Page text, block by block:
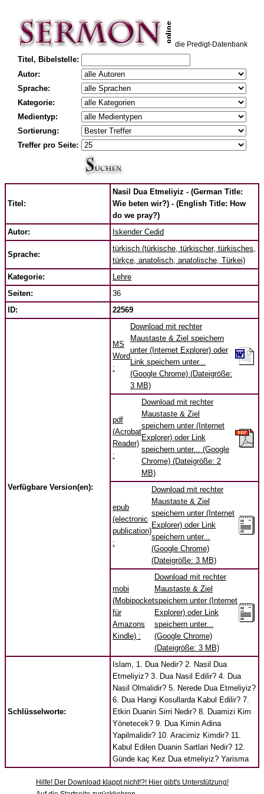
die Predigt-Datenbank
Titel, Bibelstelle:
Autor:
Sprache:
Kategorie:
Medientyp:
Sortierung:
Treffer pro Seite:
Titel:
Nasil Dua Etmeliyiz - (German Title:
Wie beten wir?) - (English Title: How
do we pray?)
Autor:
Iskender Cedid
Sprache:
türkisch (türkische, türkischer, türkisches,
türkçe, anatolisch, anatolische, Türkei)
Kategorie:
Lehre
Seiten:
36
ID:
22569
Verfügbare Version(en):
MS
Word
:
Download mit rechter
Maustaste & Ziel speichern
unter (Internet Explorer) oder
Link speichern unter...
(Google Chrome) (Dateigröße:
3 MB)
pdf
(Acrobat
Reader)
:
Download mit rechter
Maustaste & Ziel
speichern unter (Internet
Explorer) oder Link
speichern unter... (Google
Chrome) (Dateigröße: 2
MB)
epub
(electronic
publication)
:
Download mit rechter
Maustaste & Ziel
speichern unter (Internet
Explorer) oder Link
speichern unter...
(Google Chrome)
(Dateigröße: 3 MB)
mobi
(Mobipocket
für
Amazons
Kindle) :
Download mit rechter
Maustaste & Ziel
speichern unter (Internet
Explorer) oder Link
speichern unter...
(Google Chrome)
(Dateigröße: 3 MB)
Schlüsselworte:
Islam, 1. Dua Nedir? 2. Nasil Dua
Etmeliyiz? 3. Dua Nasil Edilir? 4. Dua
Nasil Olmalidir? 5. Nerede Dua Etmeliyiz?
6. Dua Hangi Kosullarda Kabul Edilir? 7.
Etkin Duanin Sirri Nedir? 8. Duamizi Kim
Yönetecek? 9. Dua Kimin Adina
Yapilmalidir? 10. Aracimiz Kimdir? 11.
Kabul Edilen Duanin Sartlari Nedir? 12.
Günde kaç Kez Dua etmeliyiz? Yarisma
Hilfe! Der Download klappt nicht!?! Hier gibt's Unterstützung!